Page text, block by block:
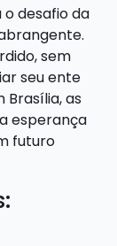
desafio da
sem
seu ente
Brasília, as
esperança
futuro